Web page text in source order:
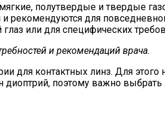
полутвердые и твердые
рекомендуются для
или для специфических
и рекомендаций врача.
для контактных линз. Для
диоптрий, поэтому важно